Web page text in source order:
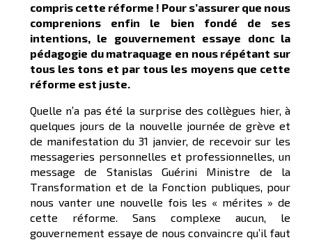
compris cette réforme ! Pour s’assurer que nous
comprenions enfin le bien fondé de ses
intentions, le gouvernement essaye donc la
pédagogie du matraquage en nous répétant sur
tous les tons et par tous les moyens que cette
réforme est juste.
Quelle n’a pas été la surprise des collègues hier, à
quelques jours de la nouvelle journée de grève et
de manifestation du 31 janvier, de recevoir sur les
messageries personnelles et professionnelles, un
message de Stanislas Guérini Ministre de la
Transformation et de la Fonction publiques, pour
nous vanter une nouvelle fois les « mérites » de
cette réforme. Sans complexe aucun, le
gouvernement essaye de nous convaincre qu’il faut